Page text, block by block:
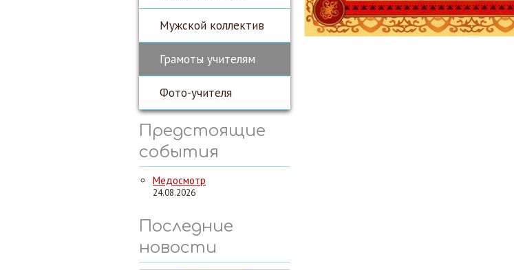
Мужской коллектив
Грамоты учителям
Фото-учителя
Предстоящие
события
Медосмотр
24.08.2026
Последние
новости